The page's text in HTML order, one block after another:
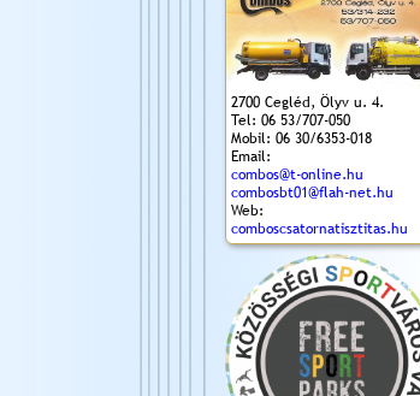
2700 Cegléd, Ölyv u. 4.
Tel: 06 53/707-050
Mobil: 06 30/6353-018
Email:
combos@t-online.hu
combosbt01@flah-net.hu
Web:
comboscsatornatisztitas.hu